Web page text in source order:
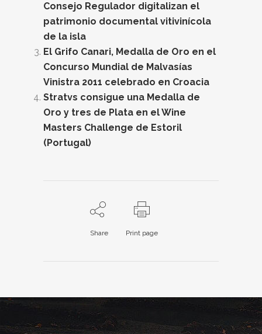
Consejo Regulador digitalizan el
patrimonio documental vitivinícola
de la isla
El Grifo Canari, Medalla de Oro en el
Concurso Mundial de Malvasías
Vinistra 2011 celebrado en Croacia
Stratvs consigue una Medalla de
Oro y tres de Plata en el Wine
Masters Challenge de Estoril
(Portugal)
Share Print page